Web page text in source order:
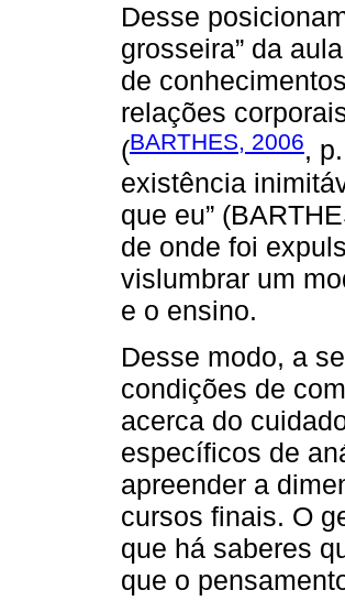
Desse
grosseira” da
de
relações
(BARTHES, 2006,
existência
que eu”
de onde foi
vislumbrar um
e o ensino.
Desse modo, a
condições de
acerca do
específicos de
apreender a
cursos finais. O
que há saberes
que o